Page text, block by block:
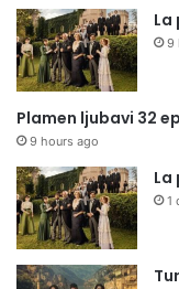
La
9
Plamen ljubavi 32
9 hours ago
La
1